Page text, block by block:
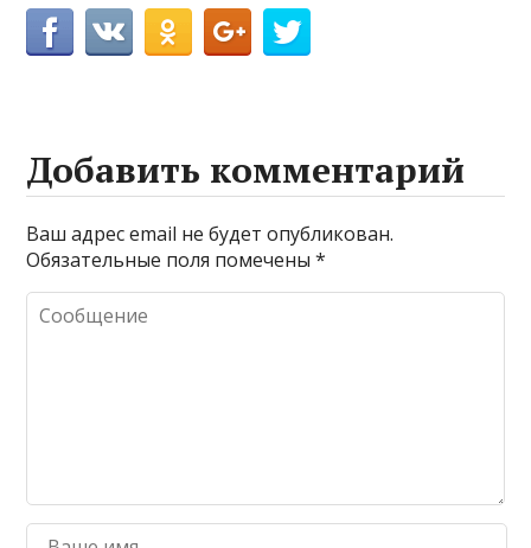
Добавить комментарий
Ваш адрес email не будет опубликован.
Обязательные поля помечены*